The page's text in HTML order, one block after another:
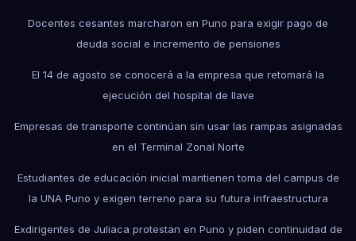
Docentes cesantes marcharon en Puno para exigir pago de
deuda social e incremento de pensiones
El 14 de agosto se conocerá a la empresa que retomará la
ejecución del hospital de Ilave
Empresas de transporte continúan sin usar las rampas asignadas
en el Terminal Zonal Norte
Estudiantes de educación inicial mantienen toma del campus de
la UNA Puno y exigen terreno para su futura infraestructura
Exdirigentes de Juliaca protestan en Puno y piden continuidad de